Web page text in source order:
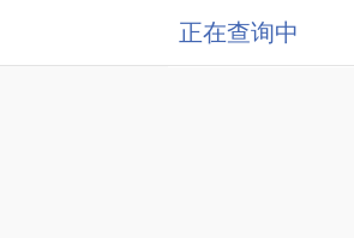
正在查询中